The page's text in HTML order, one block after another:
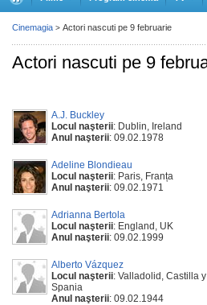
Actori nascuti pe 9
A.J. Buckley
Locul naşterii: Dublin, Ireland
Anul naşterii: 09.02.1978
Adeline Blondieau
Locul naşterii: Paris, Franța
Anul naşterii: 09.02.1971
Adrianna Bertola
Locul naşterii: England, UK
Anul naşterii: 09.02.1999
Alberto Vázquez
Locul naşterii: Valladolid, Castilla
Spania
Anul naşterii: 09.02.1944
Cinemagia > Actori nascuti pe 9 februarie